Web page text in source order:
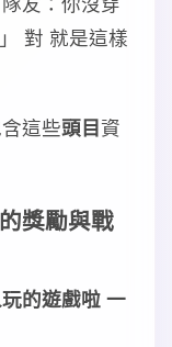
對 就是這樣
這些頭目資
的獎勵與戰
的遊戲啦 一